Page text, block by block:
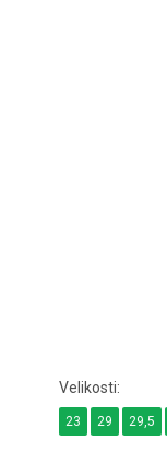
23 29 29,5